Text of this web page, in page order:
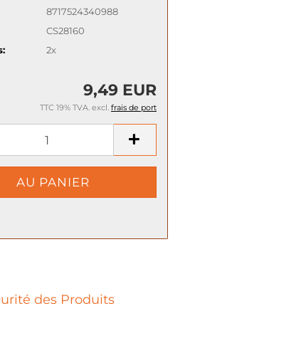
8717524340988
CS28160
2x
9,49 EUR
TTC 19% TVA. excl. frais de port
des Produits